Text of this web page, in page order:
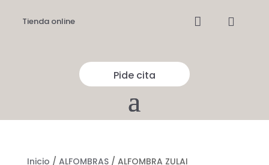
Tienda online  
Pide cita
Inicio / ALFOMBRAS/ ALFOMBRA ZULAI